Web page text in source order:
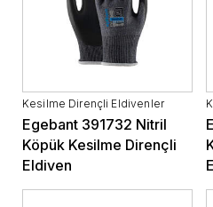
Kesilme Dirençli Eldivenler
Egebant 391732 Nitril
Köpük Kesilme Dirençli
Eldiven